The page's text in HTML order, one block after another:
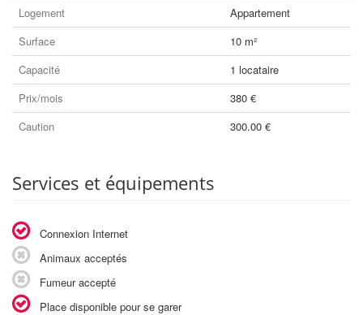
Logement
Appartement
Surface
10 m²
Capacité
1 locataire
Prix/mois
380 €
Caution
300.00 €
Services et équipements
Connexion Internet
Animaux acceptés
Fumeur accepté
Place disponible pour se garer